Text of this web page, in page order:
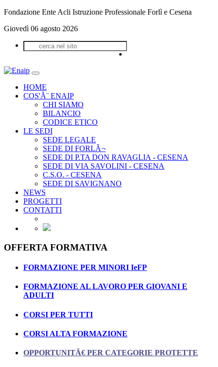
Fondazione Ente Acli Istruzione Professionale Forlì e Cesena
Giovedì 06 agosto 2026
HOME
COS'Ã¨ ENAIP
CHI SIAMO
BILANCIO
CODICE ETICO
LE SEDI
SEDE LEGALE
SEDE DI FORLÃ¬
SEDE DI P.TA DON RAVAGLIA - CESENA
SEDE DI VIA SAVOLINI - CESENA
C.S.O. - CESENA
SEDE DI SAVIGNANO
NEWS
PROGETTI
CONTATTI
OFFERTA FORMATIVA
FORMAZIONE PER MINORI IeFP
FORMAZIONE AL LAVORO PER GIOVANI E
ADULTI
CORSI PER TUTTI
CORSI ALTA FORMAZIONE
OPPORTUNITÃ€ PER CATEGORIE PROTETTE